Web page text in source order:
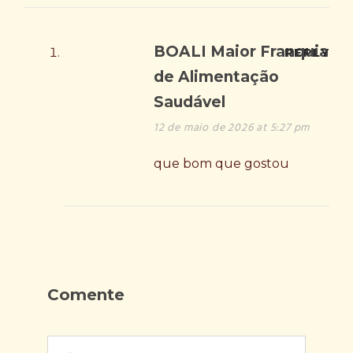
BOALI Maior Franquia
de Alimentação
Saudável
12 de maio de 2026 at 5:27 pm
REPLY
que bom que gostou
Comente